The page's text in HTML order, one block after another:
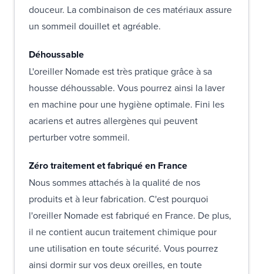
douceur. La combinaison de ces matériaux assure
un sommeil douillet et agréable.
Déhoussable
L'oreiller Nomade est très pratique grâce à sa
housse déhoussable. Vous pourrez ainsi la laver
en machine pour une hygiène optimale. Fini les
acariens et autres allergènes qui peuvent
perturber votre sommeil.
Zéro traitement et fabriqué en France
Nous sommes attachés à la qualité de nos
produits et à leur fabrication. C'est pourquoi
l'oreiller Nomade est fabriqué en France. De plus,
il ne contient aucun traitement chimique pour
une utilisation en toute sécurité. Vous pourrez
ainsi dormir sur vos deux oreilles, en toute